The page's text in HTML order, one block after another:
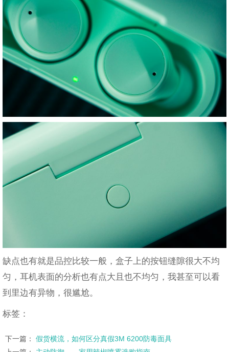
缺点也有就是品控比较一般，盒子上的按钮缝隙很大不均
匀，耳机表面的分析也有点大且也不均匀，我甚至可以看
到里边有异物，很尴尬。
标签：
下一篇： 假货横流，如何区分真假3M 6200防毒面具